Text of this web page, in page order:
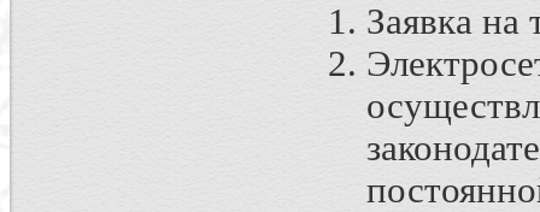
Заявка на